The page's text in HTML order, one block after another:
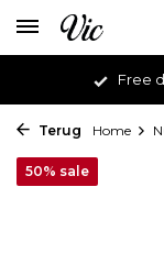
Free
Terug Home
50% sale